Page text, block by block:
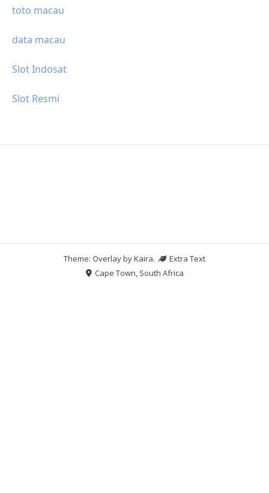
toto macau
data macau
Slot Indosat
Slot Resmi
Theme: Overlay byKaira.
Extra Text
Cape Town, South Africa